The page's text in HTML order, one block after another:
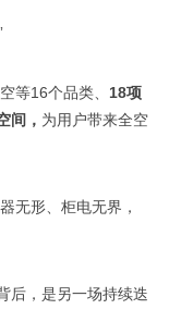
等16个品类、 18项
间， 为用户带来全空
无形、柜电无界，
后，是另一场持续迭